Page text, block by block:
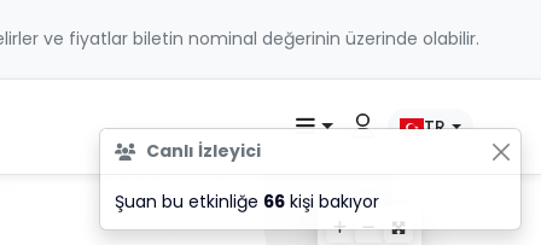
ve fiyatlar biletin nominal değerinin üzerinde olabilir.
TR
Canlı İzleyici
Şuan bu etkinliğe 66 kişi bakıyor